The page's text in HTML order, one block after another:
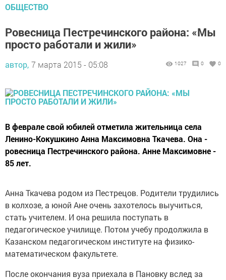
ОБЩЕСТВО
Ровесница Пестречинского района: «Мы
просто работали и жили»
автор, 7 марта 2015 - 05:08 1027 0 0
В феврале свой юбилей отметила жительница села
Ленино-Кокушкино Анна Максимовна Ткачева. Она -
ровесница Пестречинского района. Анне Максимовне -
85 лет.
Анна Ткачева родом из Пестрецов. Родители трудились
в колхозе, а юной Ане очень захотелось выучиться,
стать учителем. И она решила поступать в
педагогическое училище. Потом учебу продолжила в
Казанском педагогическом институте на физико-
математическом факультете.
После окончания вуза приехала в Пановку вслед за